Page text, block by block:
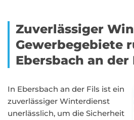
Zuverlässiger
Gewerbegebiete
Ebersbach an der
In Ebersbach an der Fils ist ein
zuverlässiger Winterdienst
unerlässlich, um die Sicherheit